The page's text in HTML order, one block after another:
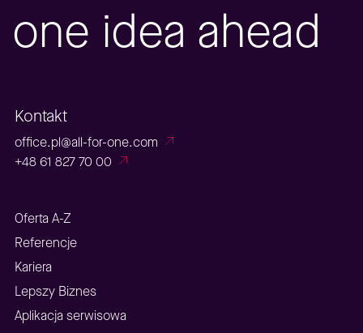
one idea ahead
Kontakt
office.pl@all-for-one.com
+48 61 827 70 00
Oferta A-Z
Referencje
Kariera
Lepszy Biznes
Aplikacja serwisowa